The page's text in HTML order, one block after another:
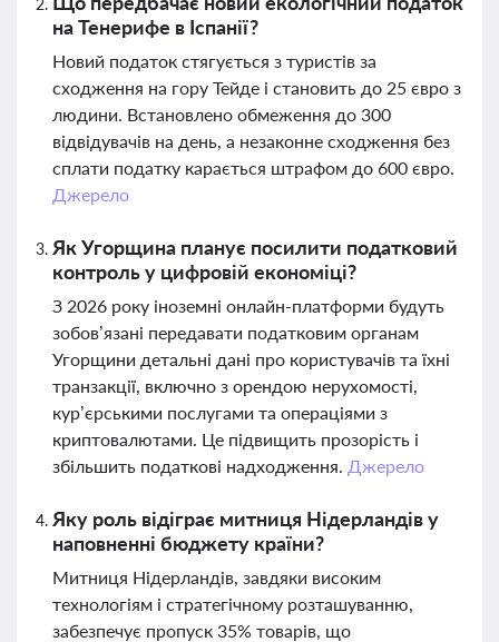
на Тенерифе в Іспанії?
Новий податок стягується з туристів за
сходження на гору Тейде і становить до 25 євро з
людини. Встановлено обмеження до 300
відвідувачів на день, а незаконне сходження без
сплати податку карається штрафом до 600 євро.
Джерело
Як Угорщина планує посилити податковий
контроль у цифровій економіці?
З 2026 року іноземні онлайн-платформи будуть
зобов’язані передавати податковим органам
Угорщини детальні дані про користувачів та їхні
транзакції, включно з орендою нерухомості,
кур’єрськими послугами та операціями з
криптовалютами. Це підвищить прозорість і
збільшить податкові надходження. Джерело
Яку роль відіграє митниця Нідерландів у
наповненні бюджету країни?
Митниця Нідерландів, завдяки високим
технологіям і стратегічному розташуванню,
забезпечує пропуск 35% товарів, що